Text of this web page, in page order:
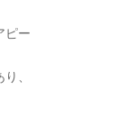
ピー
、